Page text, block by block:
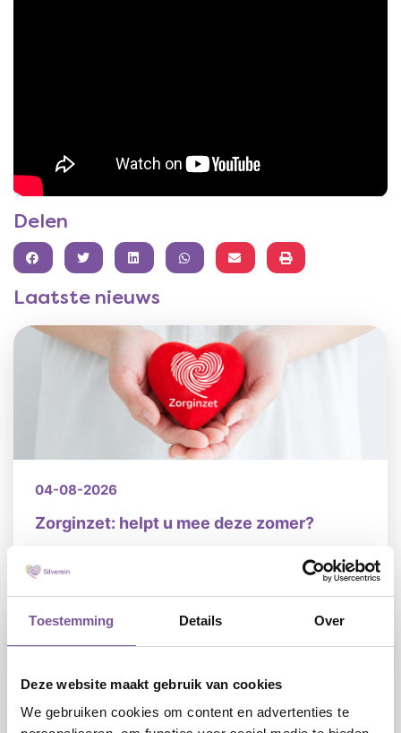
Toestemming Details Over
Deze website maakt gebruik van cookies
We gebruiken cookies om content en advertenties te
Delen
FACEBOOKTWITTERLINKEDINWHATSAPP
Laatste nieuws
04-08-2026
Zorginzet: helpt u mee deze zomer?